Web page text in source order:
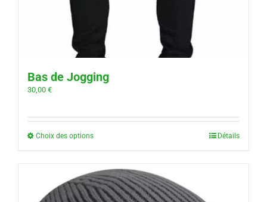
Bas de Jogging
30,00 €
Choix des options Détails